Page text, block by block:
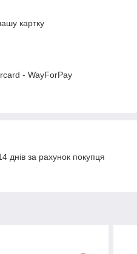
картку
- WayForPay
днів за рахунок покупця